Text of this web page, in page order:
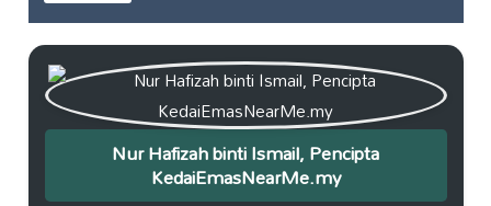
Nur Hafizah binti Ismail, Pencipta
KedaiEmasNearMe.my